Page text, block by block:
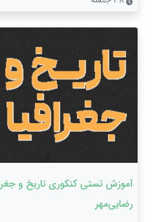
آموزش تستی کنکوری تاریخ و
رضایی‌مهر